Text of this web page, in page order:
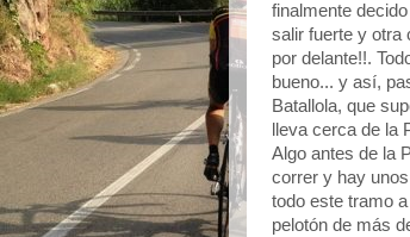
finalmente
salir fuerte y otra
por delante!!.
bueno... y así,
Batallola, que
lleva cerca de la
Algo antes de la
correr y hay
todo este tramo
pelotón de más